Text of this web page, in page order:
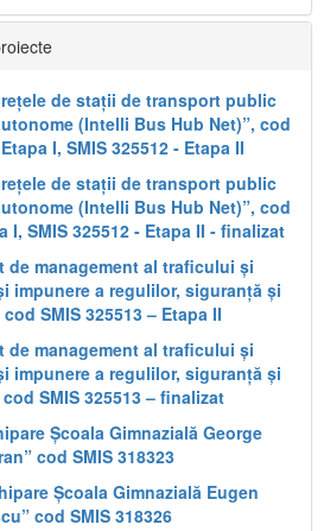
de stații de transport public
(Intelli Bus Hub Net)”, cod
I, SMIS 325512 - Etapa II
de stații de transport public
(Intelli Bus Hub Net)”, cod
I, SMIS 325512 - Etapa II - finalizat
de management al traficului și
impunere a regulilor, siguranță și
SMIS 325513 – Etapa II
de management al traficului și
impunere a regulilor, siguranță și
SMIS 325513 – finalizat
Școala Gimnazială George
cod SMIS 318323
Școala Gimnazială Eugen
cod SMIS 318326